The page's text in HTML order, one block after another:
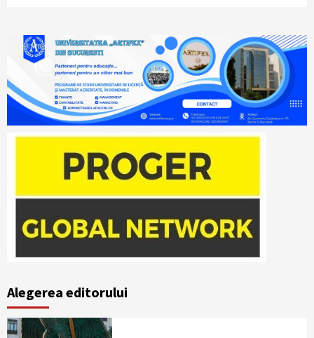
Alegerea editorului